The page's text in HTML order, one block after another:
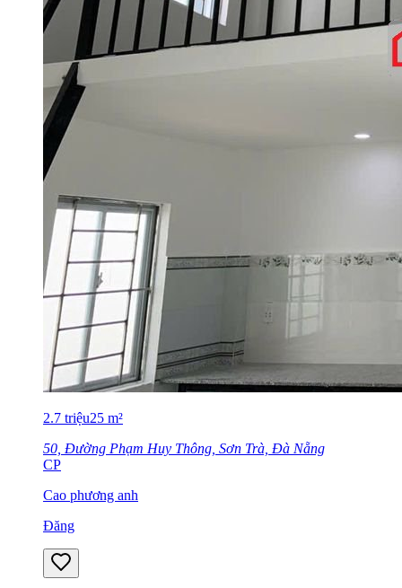
2.7 triệu25 m²
50, Đường Phạm Huy Thông, Sơn Trà, Đà Nẵng
CP
Cao phương anh
Đăng